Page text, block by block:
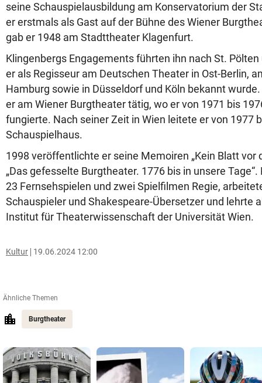
seine Schauspielausbildung am Konservatorium der
er erstmals als Gast auf der Bühne des Wiener
gab er 1948 am Stadttheater Klagenfurt.
Klingenbergs Engagements führten ihn nach St.
er als Regisseur am Deutschen Theater in Ost-Berlin,
Hamburg sowie in Düsseldorf und Köln bekannt
er am Wiener Burgtheater tätig, wo er von 1971 bis
fungierte. Nach seiner Zeit in Wien leitete er von 1977
Schauspielhaus.
1998 veröffentlichte er seine Memoiren „Kein Blatt vor
„Das gefesselte Burgtheater. 1776 bis in unsere
23 Fernsehspielen und zwei Spielfilmen Regie,
Schauspieler und Shakespeare-Übersetzer und lehrte
Institut für Theaterwissenschaft der Universität Wien.
Kultur 19.06.2024 12:00
Ähnliche Themen
Burgtheater